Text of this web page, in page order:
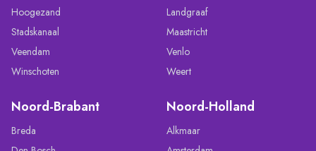
Hoogezand
Stadskanaal
Veendam
Winschoten
Landgraaf
Maastricht
Venlo
Weert
Noord-Brabant
Breda
Noord-Holland
Alkmaar